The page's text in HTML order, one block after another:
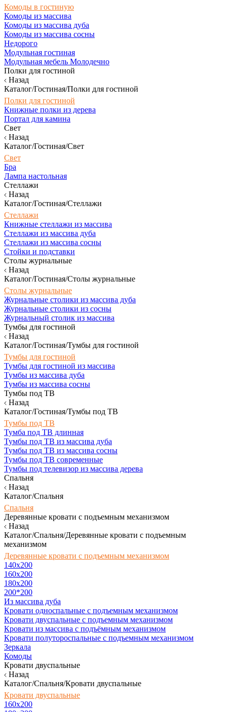
Комоды в гостиную
Комоды из массива
Комоды из массива дуба
Комоды из массива сосны
Недорого
Модульная гостиная
Модульная мебель Молодечно
Полки для гостиной
Назад
Каталог/Гостиная/Полки для гостиной
Полки для гостиной
Книжные полки из дерева
Портал для камина
Свет
Назад
Каталог/Гостиная/Свет
Свет
Бра
Лампа настольная
Стеллажи
Назад
Каталог/Гостиная/Стеллажи
Стеллажи
Книжные стеллажи из массива
Стеллажи из массива дуба
Стеллажи из массива сосны
Стойки и подставки
Столы журнальные
Назад
Каталог/Гостиная/Столы журнальные
Столы журнальные
Журнальные столики из массива дуба
Журнальные столики из сосны
Журнальный столик из массива
Тумбы для гостиной
Назад
Каталог/Гостиная/Тумбы для гостиной
Тумбы для гостиной
Тумбы для гостиной из массива
Тумбы из массива дуба
Тумбы из массива сосны
Тумбы под ТВ
Назад
Каталог/Гостиная/Тумбы под ТВ
Тумбы под ТВ
Тумба под ТВ длинная
Тумбы под ТВ из массива дуба
Тумбы под ТВ из массива сосны
Тумбы под ТВ современные
Тумбы под телевизор из массива дерева
Спальня
Назад
Каталог/Спальня
Спальня
Деревянные кровати с подъемным механизмом
Назад
Каталог/Спальня/Деревянные кровати с подъемным
механизмом
Деревянные кровати с подъемным механизмом
140x200
160х200
180х200
200*200
Из массива дуба
Кровати односпальные с подъемным механизмом
Кровати двуспальные с подъемным механизмом
Кровати из массива с подъёмным механизмом
Кровати полутороспальные с подъемным механизмом
Зеркала
Комоды
Кровати двуспальные
Назад
Каталог/Спальня/Кровати двуспальные
Кровати двуспальные
160х200